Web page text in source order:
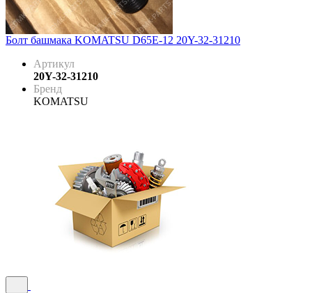
Болт башмака KOMATSU D65E-12 20Y-32-31210
Артикул
20Y-32-31210
Бренд
KOMATSU